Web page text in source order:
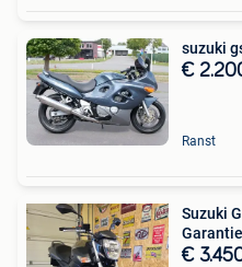
suzuki
€
Ranst
Suzuki
€